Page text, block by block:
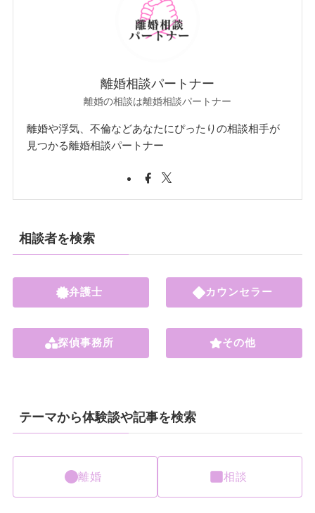
離婚相談パートナー
離婚の相談は離婚相談パートナー
離婚や浮気、不倫などあなたにぴったりの相談相手が
見つかる離婚相談パートナー
相談者を検索
弁護士
探偵事務所
カウンセラー
その他
テーマから体験談や記事を検索
離婚 相談